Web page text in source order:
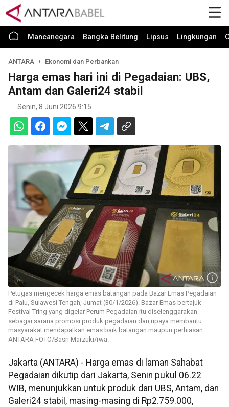
Mancanegara Bangka Belitung Lipsus Lingkungan
ANTARA Ekonomi dan Perbankan
Harga emas hari ini di Pegadaian: UBS,
Antam dan Galeri24 stabil
Senin, 8 Juni 2026 9:15
Petugas mengecek harga emas batangan pada Bazar Emas Pegadaian
di Palu, Sulawesi Tengah, Jumat (30/1/2026). Bazar Emas bertajuk
Festival Tring yang digelar Perum Pegadaian itu diselenggarakan
sebagai sarana promosi produk pegadaian dan upaya membantu
masyarakat mendapatkan emas baik batangan maupun perhiasan.
ANTARA FOTO/Basri Marzuki/rwa.
Jakarta (ANTARA) - Harga emas di laman Sahabat
Pegadaian dikutip dari Jakarta, Senin pukul 06.22
WIB, menunjukkan untuk produk dari UBS, Antam, dan
Galeri24 stabil, masing-masing di Rp2.759.000,